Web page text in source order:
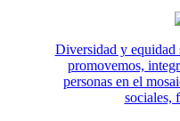
Diversidad y equidad
promovemos,
personas en el
sociales,